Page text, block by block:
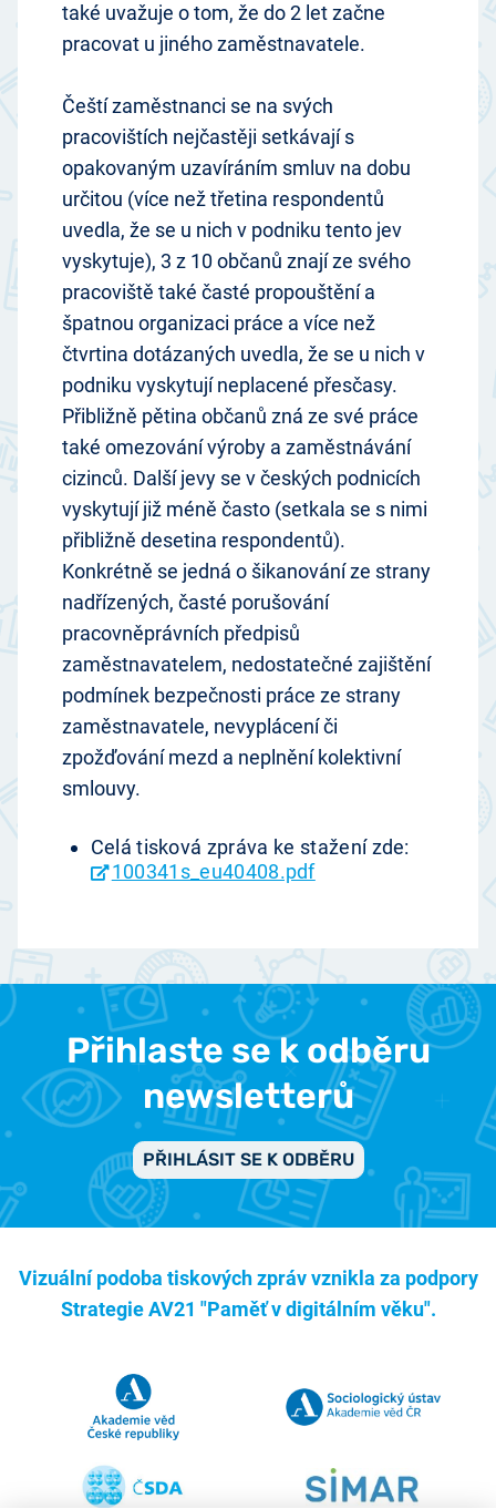
také uvažuje o tom, že do 2 let začne
pracovat u jiného zaměstnavatele.
Čeští zaměstnanci se na svých
pracovištích nejčastěji setkávají s
opakovaným uzavíráním smluv na dobu
určitou (více než třetina respondentů
uvedla, že se u nich v podniku tento jev
vyskytuje), 3 z 10 občanů znají ze svého
pracoviště také časté propouštění a
špatnou organizaci práce a více než
čtvrtina dotázaných uvedla, že se u nich v
podniku vyskytují neplacené přesčasy.
Přibližně pětina občanů zná ze své práce
také omezování výroby a zaměstnávání
cizinců. Další jevy se v českých podnicích
vyskytují již méně často (setkala se s nimi
přibližně desetina respondentů).
Konkrétně se jedná o šikanování ze strany
nadřízených, časté porušování
pracovněprávních předpisů
zaměstnavatelem, nedostatečné zajištění
podmínek bezpečnosti práce ze strany
zaměstnavatele, nevyplácení či
zpožďování mezd a neplnění kolektivní
smlouvy.
Celá tisková zpráva ke stažení zde:
100341s_eu40408.pdf
Přihlaste se k odběru
newsletterů
PŘIHLÁSIT SE K ODBĚRU
Vizuální podoba tiskových zpráv vznikla za podpory
Strategie AV21 "Paměť v digitálním věku".